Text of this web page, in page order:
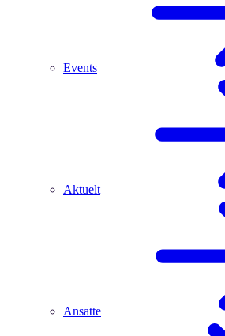
Events
Aktuelt
Ansatte